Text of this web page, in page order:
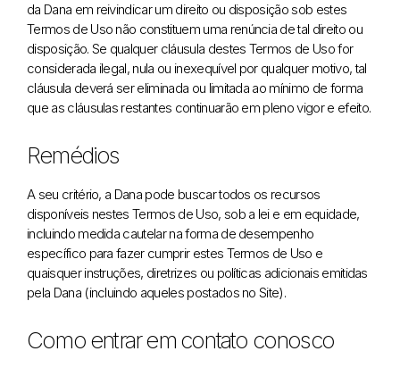
da Dana em reivindicar um direito ou disposição sob estes
Termos de Uso não constituem uma renúncia de tal direito ou
disposição. Se qualquer cláusula destes Termos de Uso for
considerada ilegal, nula ou inexequível por qualquer motivo, tal
cláusula deverá ser eliminada ou limitada ao mínimo de forma
que as cláusulas restantes continuarão em pleno vigor e efeito.
Remédios
A seu critério, a Dana pode buscar todos os recursos
disponíveis nestes Termos de Uso, sob a lei e em equidade,
incluindo medida cautelar na forma de desempenho
específico para fazer cumprir estes Termos de Uso e
quaisquer instruções, diretrizes ou políticas adicionais emitidas
pela Dana (incluindo aqueles postados no Site).
Como entrar em contato conosco